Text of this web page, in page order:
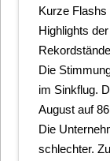
Kurze
Highlights
Die
im Sinkflug.
August auf
Die
schlechter.